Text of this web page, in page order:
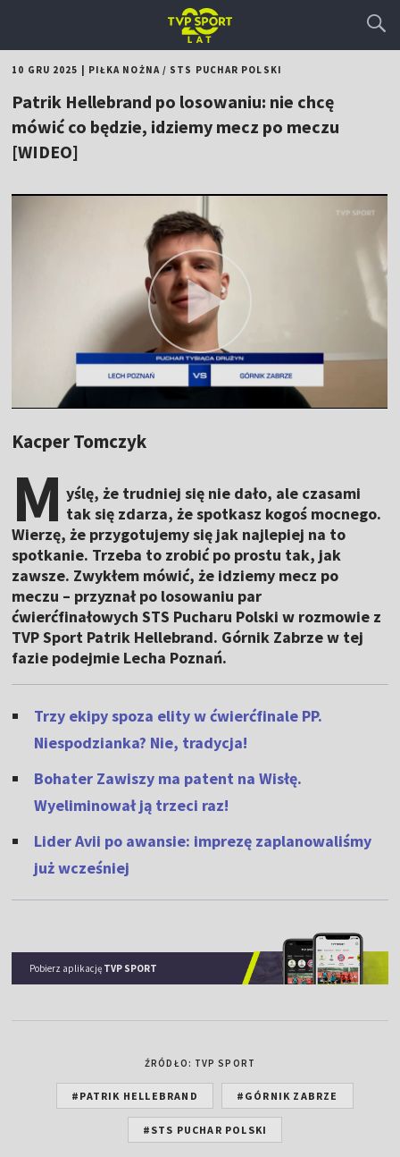
10 GRU 2025 PIŁKA NOŻNA/ STS PUCHAR POLSKI
Patrik Hellebrand po losowaniu: nie chcę
mówić co będzie, idziemy mecz po meczu
[WIDEO]
Kacper Tomczyk
M yślę, że trudniej się nie dało, ale czasami
tak się zdarza, że spotkasz kogoś mocnego.
Wierzę, że przygotujemy się jak najlepiej na to
spotkanie. Trzeba to zrobić po prostu tak, jak
zawsze. Zwykłem mówić, że idziemy mecz po
meczu – przyznał po losowaniu par
ćwierćfinałowych STS Pucharu Polski w rozmowie z
TVP Sport Patrik Hellebrand. Górnik Zabrze w tej
fazie podejmie Lecha Poznań.
Trzy ekipy spoza elity w ćwierćfinale PP.
Niespodzianka? Nie, tradycja!
Bohater Zawiszy ma patent na Wisłę.
Wyeliminował ją trzeci raz!
Lider Avii po awansie: imprezę zaplanowaliśmy
już wcześniej
Pobierz aplikację TVP SPORT
ŹRÓDŁO: TVP SPORT
#PATRIK HELLEBRAND #GÓRNIK ZABRZE
#STS PUCHAR POLSKI